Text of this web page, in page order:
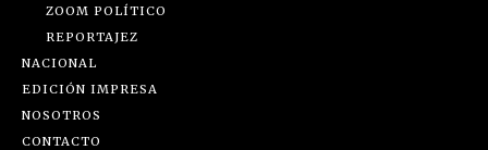
ZOOM POLÍTICO
REPORTAJEZ
NACIONAL
EDICIÓN IMPRESA
NOSOTROS
CONTACTO